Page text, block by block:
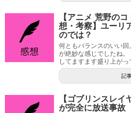
【アニメ 荒野の
想・考察】ユーリ
のでは？
何ともバランスのいい
が絶妙な感じでしたね
してますます盛り上がっ
記
【ゴブリンスレイ
が完全に放送事故